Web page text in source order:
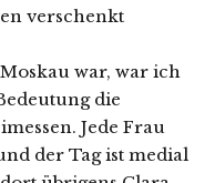
verschenkt
war, war ich
die
Jede Frau
der Tag ist medial